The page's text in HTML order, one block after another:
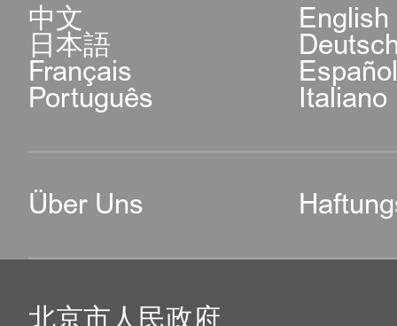
中文 English
日本語
Français
Português Italiano
Über Uns
北京市人民政府